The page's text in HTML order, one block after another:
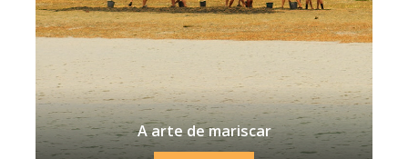
A arte de mariscar